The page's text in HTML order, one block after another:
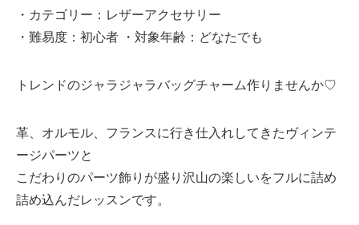
・カテゴリー：レザーアクセサリー
・難易度：初心者 ・対象年齢：どなたでも
トレンドのジャラジャラバッグチャーム作りませんか♡
革、オルモル、フランスに行き仕入れしてきたヴィンテ
ージパーツと
こだわりのパーツ飾りが盛り沢山の楽しいをフルに詰め
詰め込んだレッスンです。